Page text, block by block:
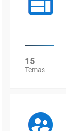
15
Temas